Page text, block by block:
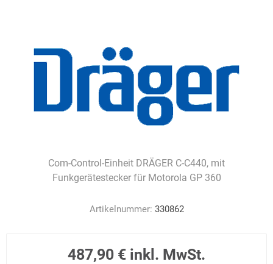
Com-Control-Einheit DRÄGER C-C440, mit
Funkgerätestecker für Motorola GP 360
Artikelnummer: 330862
487,90 € inkl. MwSt.